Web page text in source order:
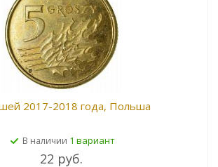
2017-2018 года, Польша
В наличии 1 вариант
22 руб.